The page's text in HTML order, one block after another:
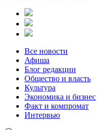
Все новости
Афиша
Блог редакции
Общество и власть
Культура
Экономика и бизнес
Факт и компромат
Интервью